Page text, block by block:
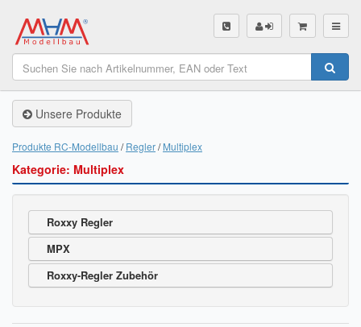
SHOP
Unsere Produkte
Servo Finder
Schiffsschrauben Finder
Räder Finder
Luftschrauben Finder
Unsere Produkte
Produkte RC-Modellbau Regler Multiplex
Kategorie: Multiplex
Roxxy Regler
MPX
Roxxy-Regler Zubehör